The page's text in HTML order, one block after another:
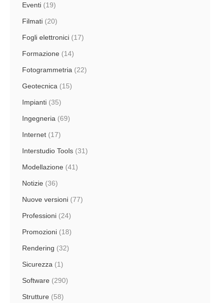
Eventi (19)
Filmati (20)
Fogli elettronici (17)
Formazione (14)
Fotogrammetria (22)
Geotecnica (15)
Impianti (35)
Ingegneria (69)
Internet (17)
Interstudio Tools (31)
Modellazione (41)
Notizie (36)
Nuove versioni (77)
Professioni (24)
Promozioni (18)
Rendering (32)
Sicurezza (1)
Software (290)
Strutture (58)